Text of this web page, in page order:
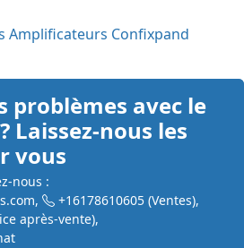
Amplificateurs Confixpand
problèmes avec le
Laissez-nous les
vous
nous :
, +16178610605 (Ventes),
après-vente),